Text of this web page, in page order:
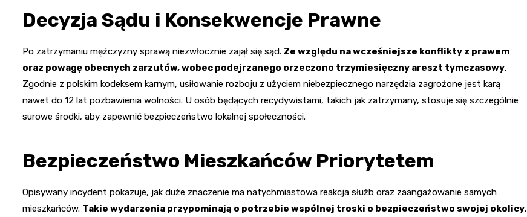
Decyzja Sądu i Konsekwencje Prawne
Po zatrzymaniu mężczyzny sprawą niezwłocznie zajął się sąd. Ze względu na wcześniejsze konflikty z prawem
oraz powagę obecnych zarzutów, wobec podejrzanego orzeczono trzymiesięczny areszt tymczasowy.
Zgodnie z polskim kodeksem karnym, usiłowanie rozboju z użyciem niebezpiecznego narzędzia zagrożone jest karą
nawet do 12 lat pozbawienia wolności. U osób będących recydywistami, takich jak zatrzymany, stosuje się szczególnie
surowe środki, aby zapewnić bezpieczeństwo lokalnej społeczności.
Bezpieczeństwo Mieszkańców Priorytetem
Opisywany incydent pokazuje, jak duże znaczenie ma natychmiastowa reakcja służb oraz zaangażowanie samych
mieszkańców. Takie wydarzenia przypominają o potrzebie wspólnej troski o bezpieczeństwo swojej okolicy.